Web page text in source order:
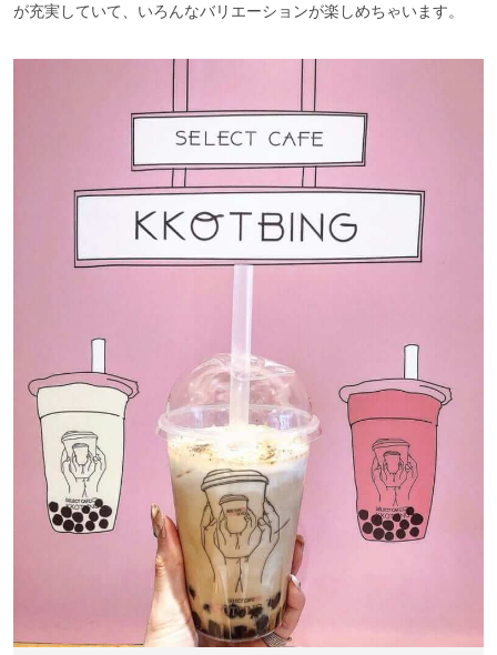
が充実していて、いろんなバリエーションが楽しめちゃいます。